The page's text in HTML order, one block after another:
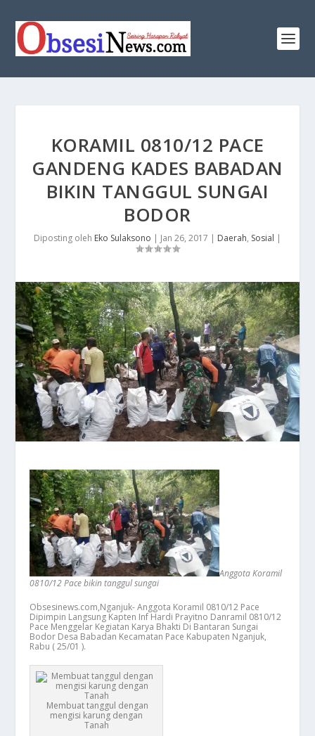
​KORAMIL 0810/12 PACE
GANDENG KADES BABADAN
BIKIN TANGGUL SUNGAI
BODOR
Diposting oleh Eko Sulaksono | Jan 26, 2017 | Daerah, Sosial |
Anggota Koramil
0810/12 Pace bikin tanggul sungai
Obsesinews.com,Nganjuk- Anggota Koramil 0810/12 Pace
Dipimpin Langsung Kapten Inf Hardi Prayitno Danramil 0810/12
Pace Menggelar Kegiatan Karya Bhakti Di Bantaran Sungai
Bodor Desa Babadan Kecamatan Pace Kabupaten Nganjuk,
Rabu ( 25/01 ).
Membuat tanggul dengan
mengisi karung dengan
Tanah